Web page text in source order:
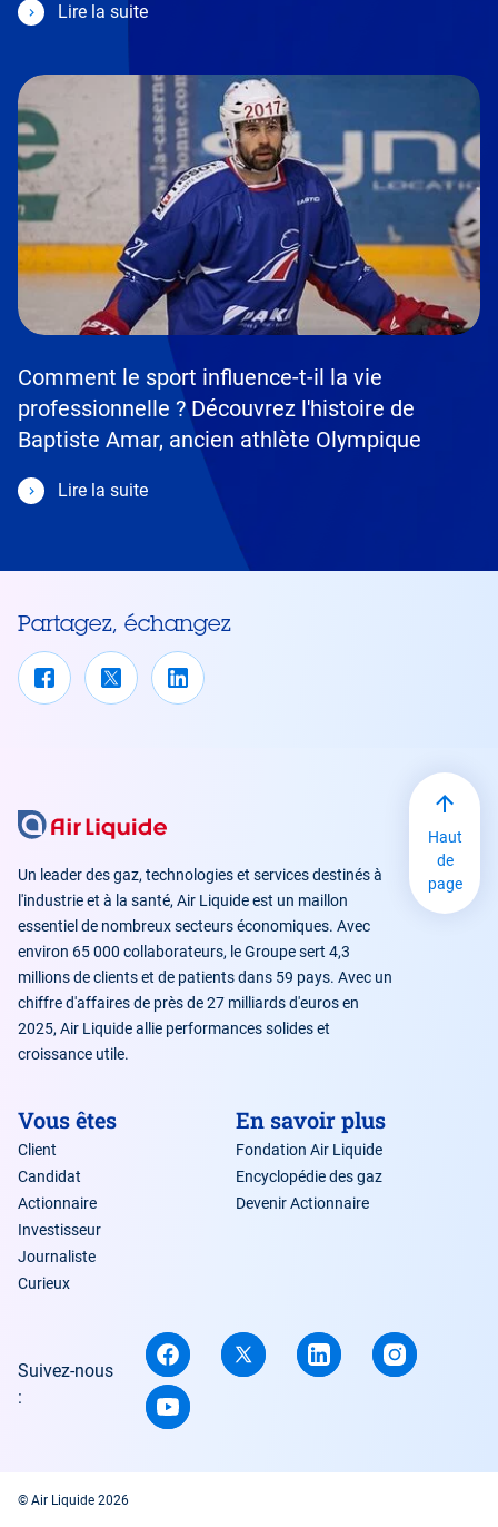
Lire la suite
Comment le sport influence-t-il la vie
professionnelle ? Découvrez l'histoire de
Baptiste Amar, ancien athlète Olympique
Lire la suite
Partagez, échangez
Un leader des gaz, technologies et services destinés à
l'industrie et à la santé, Air Liquide est un maillon
essentiel de nombreux secteurs économiques. Avec
environ 65 000 collaborateurs, le Groupe sert 4,3
millions de clients et de patients dans 59 pays. Avec un
chiffre d'affaires de près de 27 milliards d'euros en
2025, Air Liquide allie performances solides et
croissance utile.
Vous êtes
Client
Candidat
Actionnaire
Investisseur
Journaliste
Curieux
En savoir plus
Fondation Air Liquide
Encyclopédie des gaz
Devenir Actionnaire
Suivez-nous
:
Haut
de
page
© Air Liquide 2026